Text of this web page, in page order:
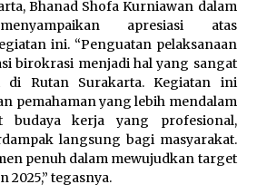
PCOS yang Efektif untuk
Kesuburan
Agustus 2026
Pimpin Prosesi
Bhanad Shofa Kurniawan dalam
apresiasi atas
ini. “Penguatan pelaksanaan
birokrasi menjadi hal yang sangat
Rutan Surakarta. Kegiatan ini
pemahaman yang lebih mendalam
budaya kerja yang profesional,
langsung bagi masyarakat.
penuh dalam mewujudkan target
2025,” tegasnya.